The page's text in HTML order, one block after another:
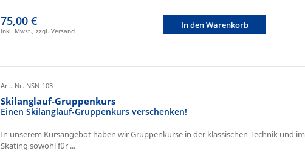
75,00 €
inkl. Mwst., zzgl. Versand
In den Warenkorb
Art.-Nr. NSN-103
Skilanglauf-Gruppenkurs
Einen Skilanglauf-Gruppenkurs verschenken!
In unserem Kursangebot haben wir Gruppenkurse in der klassischen Technik und im
Skating sowohl für ...